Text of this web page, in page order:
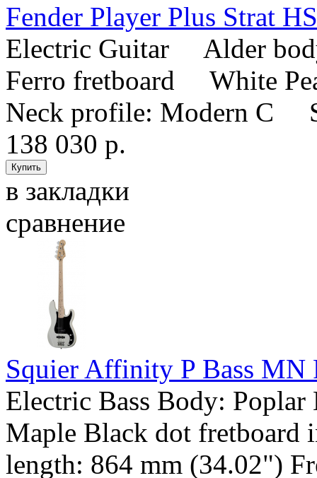
Fender Player Plus Strat
Electric Guitar Alder
Ferro fretboard White
Neck profile: Modern C
138 030 р.
в закладки
сравнение
Squier Affinity P Bass MN
Electric Bass Body:
Maple Black dot fretboard
length: 864 mm (34.02")